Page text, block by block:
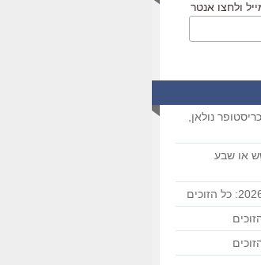
ולחצו אנטר
נולאן,
2026: שש או שבע